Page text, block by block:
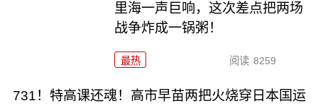
里海一声巨响，这次差点把两场
战争炸成一锅粥！
最热 阅读 8259
731！特高课还魂！高市早苗两把火烧穿日本国运